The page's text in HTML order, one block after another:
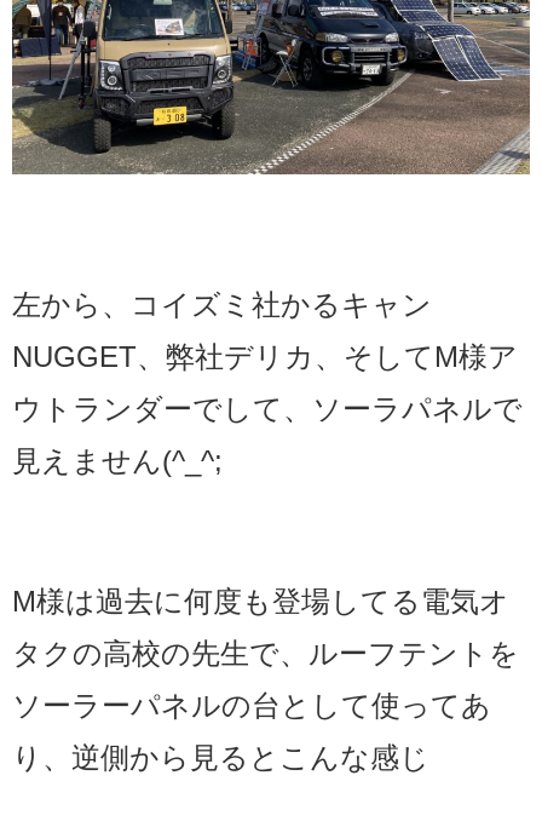
左から、コイズミ社かるキャン
NUGGET、弊社デリカ、そしてM様ア
ウトランダーでして、ソーラパネルで
見えません(^_^;
M様は過去に何度も登場してる電気オ
タクの高校の先生で、ルーフテントを
ソーラーパネルの台として使ってあ
り、逆側から見るとこんな感じ